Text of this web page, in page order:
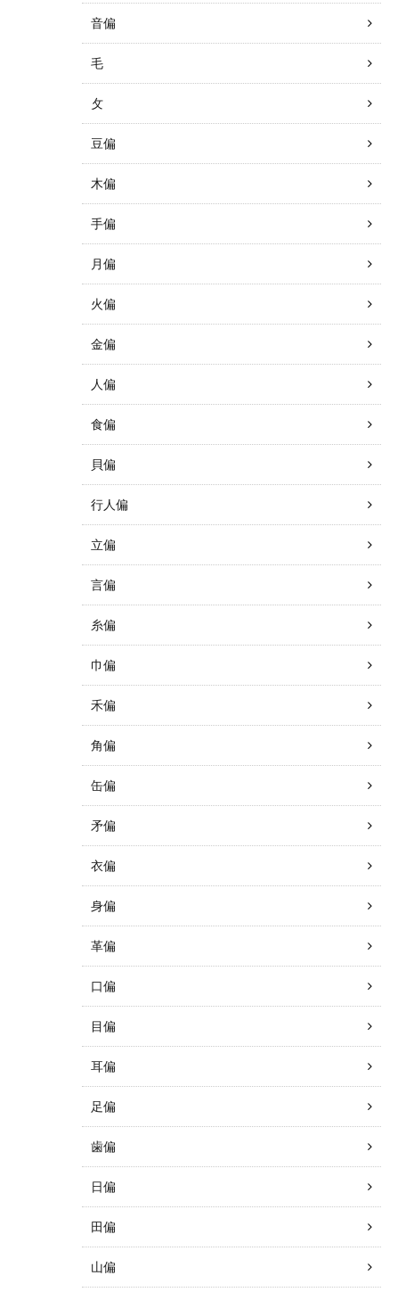
音偏
毛
攵
豆偏
木偏
手偏
月偏
火偏
金偏
人偏
食偏
貝偏
行人偏
立偏
言偏
糸偏
巾偏
禾偏
角偏
缶偏
矛偏
衣偏
身偏
革偏
口偏
目偏
耳偏
足偏
歯偏
日偏
田偏
山偏